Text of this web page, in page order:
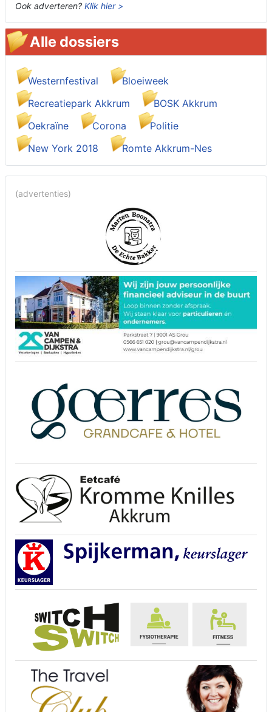
Ook adverteren? Klik hier >
Alle dossiers
Westernfestival
Bloeiweek
Recreatiepark Akkrum
BOSK Akkrum
Oekraïne
Corona
Politie
New York 2018
Romte Akkrum-Nes
(advertenties)